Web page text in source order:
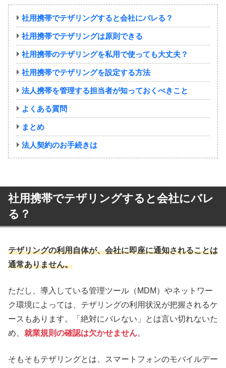
社用携帯でテザリングすると会社にバレる？
社用携帯でテザリングは原則できる
社用携帯のテザリングを私用で使っても大丈夫？
社用携帯でテザリングを設定する方法
法人携帯を管理する担当者が知っておくべきこと
よくある質問
まとめ
法人契約のお手続きは
社用携帯でテザリングすると会社にバレ
る？
テザリングの利用自体が、会社に即座に通知されることは
通常ありません。
ただし、導入している管理ツール（MDM）やネットワー
ク環境によっては、テザリングの利用状況が把握されるケ
ースもあります。「絶対にバレない」とは言い切れないた
め、 就業規則の確認は欠かせません。
そもそもテザリングとは、スマートフォンのモバイルデー